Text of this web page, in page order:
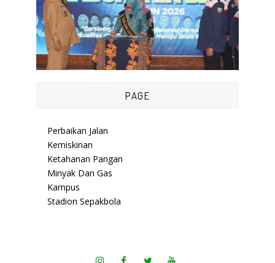
PAGE
Perbaikan Jalan
Kemiskinan
Ketahanan Pangan
Minyak Dan Gas
Kampus
Stadion Sepakbola